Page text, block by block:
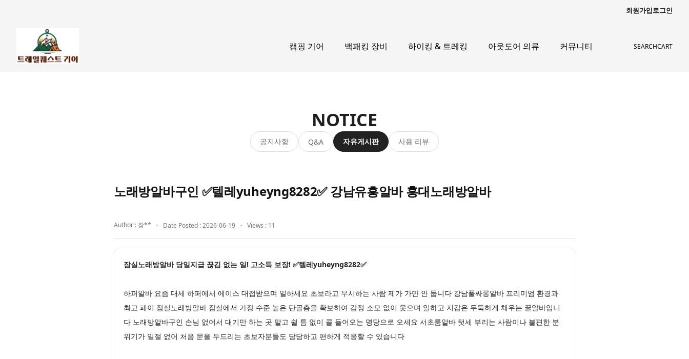
회원가입로그인
캠핑 기어 백패킹 장비 하이킹 & 트레킹 아웃도어 의류 커뮤니티 SEARCHCART
NOTICE
공지사항 Q&A 자유게시판 사용 리뷰
노래방알바구인 ✅텔레yuheyng8282✅ 강남유흥알바 홍대노래방알바
Author : 장** Date Posted : 2026-06-19 Views : 11
잠실노래방알바 당일지급 끊김 없는 일! 고소득 보장! ✅텔레yuheyng8282✅
하퍼알바 요즘 대세 하퍼에서 에이스 대접받으며 일하세요 초보라고 무시하는 사람 제가 가만 안 둡니다 강남풀싸롱알바 프리미엄 환경과
최고 페이 잠실노래방알바 잠실에서 가장 수준 높은 단골층을 확보하여 감정 소모 없이 웃으며 일하고 지갑은 두둑하게 채우는 꿀알바입니
다 노래방알바구인 손님 없어서 대기만 하는 곳 말고 쉴 틈 없이 콜 들어오는 명당으로 오세요 서초룸알바 텃세 부리는 사람이나 불편한 분
위기가 일절 없어 처음 문을 두드리는 초보자분들도 당당하고 편하게 적응할 수 있습니다